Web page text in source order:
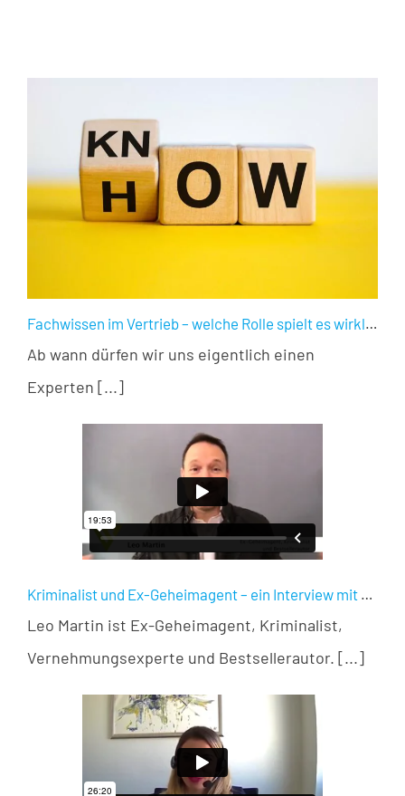
Fachwissen im Vertrieb – welche Rolle spielt es wirklich?
Ab wann dürfen wir uns eigentlich einen
Experten [...]
Kriminalist und Ex-Geheimagent – ein Interview mit Leo Martin
Leo Martin ist Ex-Geheimagent, Kriminalist,
Vernehmungsexperte und Bestsellerautor. [...]